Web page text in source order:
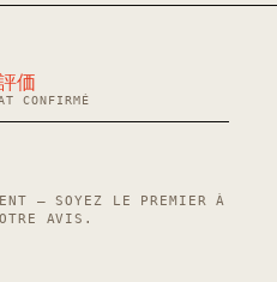
価
CONFIRMÉ
— SOYEZ LE PREMIER À
AVIS.